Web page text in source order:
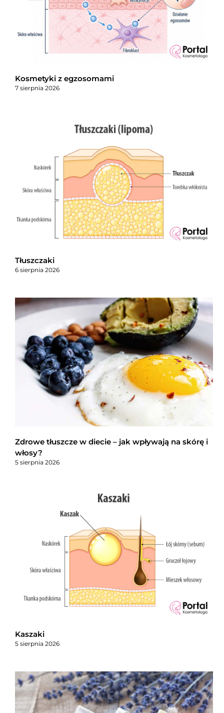
Kosmetyki z egzosomami
7 sierpnia 2026
Tłuszczaki
6 sierpnia 2026
Zdrowe tłuszcze w diecie – jak wpływają na skórę i
włosy?
5 sierpnia 2026
Kaszaki
5 sierpnia 2026